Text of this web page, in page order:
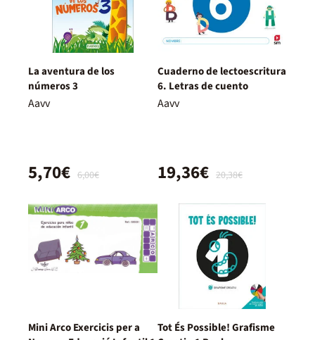
La aventura de los
números 3
Aavv
6,00€
5,70€
Cuaderno de lectoescritura
6. Letras de cuento
Aavv
20,38€
19,36€
Mini Arco Exercicis per a
Tot És Possible! Grafisme